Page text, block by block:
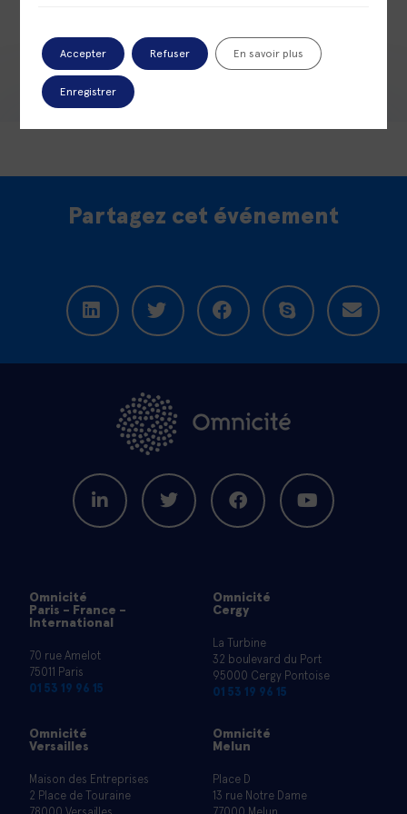
Partagez cet événement
Omnicité
Paris - France -
International
70 rue Amelot
75011 Paris
01 53 19 96 15
Omnicité
Cergy
La Turbine
32 boulevard du Port
95000 Cergy Pontoise
01 53 19 96 15
Omnicité
Versailles
Maison des Entreprises
2 Place de Touraine
Omnicité
Melun
Place D
13 rue Notre Dame
Accepter Refuser En savoir plus
Enregistrer